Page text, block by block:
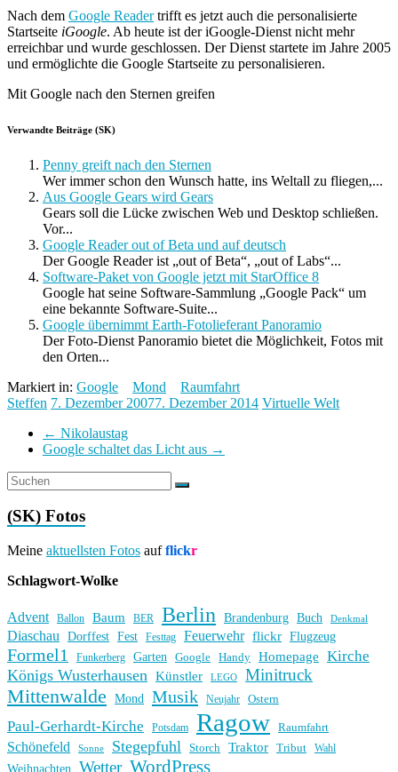
Nach dem Google Readertrifft es jetzt auch die personalisierte
Startseite iGoogle. Ab heute ist der iGoogle-Dienst nicht mehr
erreichbar und wurde geschlossen. Der Dienst startete im Jahre 2005
und ermöglichte die Google Startseite zu personalisieren.
Mit Google nach den Sternen greifen
Verwandte Beiträge (SK)
Penny greift nach den Sternen
Wer immer schon den Wunsch hatte, ins Weltall zu fliegen,...
Aus Google Gears wird Gears
Gears soll die Lücke zwischen Web und Desktop schließen.
Vor...
Google Reader out of Beta und auf deutsch
Der Google Reader ist „out of Beta“, „out of Labs“...
Software-Paket von Google jetzt mit StarOffice 8
Google hat seine Software-Sammlung „Google Pack“ um
eine bekannte Software-Suite...
Google übernimmt Earth-Fotolieferant Panoramio
Der Foto-Dienst Panoramio bietet die Möglichkeit, Fotos mit
den Orten...
Markiert in: Google Mond
Raumfahrt
Steffen 7. Dezember 20077. Dezember 2014 Virtuelle Welt
← Nikolaustag
Google schaltet das Licht aus →
(SK) Fotos
Meine aktuellsten Fotos aufflickr
Schlagwort-Wolke
Advent Ballon Baum BER Berlin Brandenburg Buch Denkmal
Diaschau Dorffest Fest Festtag Feuerwehr flickr Flugzeug
Formel1 Funkerberg Garten Google Handy Homepage Kirche
Königs Wusterhausen Künstler LEGO Minitruck
Mittenwalde Mond Musik Neujahr Ostern
Paul-Gerhardt-Kirche Potsdam Ragow Raumfahrt
Schönefeld Sonne Stegepfuhl Storch Traktor Tribut Wahl
Weihnachten Wetter WordPress